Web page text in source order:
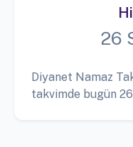
26
Diyanet Namaz
takvimde bugün